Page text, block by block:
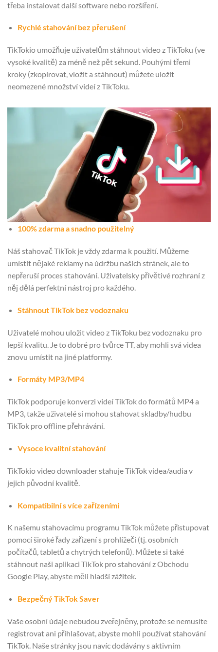
třeba instalovat další software nebo rozšíření.
Rychlé stahování bez přerušení
TikTokio umožňuje uživatelům stáhnout video z TikToku (ve
vysoké kvalitě) za méně než pět sekund. Pouhými třemi
kroky (zkopírovat, vložit a stáhnout) můžete uložit
neomezené množství videí z TikToku.
100% zdarma a snadno použitelný
Náš stahovač TikTok je vždy zdarma k použití. Můžeme
umístit nějaké reklamy na údržbu našich stránek, ale to
nepřeruší proces stahování. Uživatelsky přívětivé rozhraní z
něj dělá perfektní nástroj pro každého.
Stáhnout TikTok bez vodoznaku
Uživatelé mohou uložit video z TikToku bez vodoznaku pro
lepší kvalitu. Je to dobré pro tvůrce TT, aby mohli svá videa
znovu umístit na jiné platformy.
Formáty MP3/MP4
TikTok podporuje konverzi videí TikTok do formátů MP4 a
MP3, takže uživatelé si mohou stahovat skladby/hudbu
TikTok pro offline přehrávání.
Vysoce kvalitní stahování
TikTokio video downloader stahuje TikTok videa/audia v
jejich původní kvalitě.
Kompatibilní s více zařízeními
K našemu stahovacímu programu TikTok můžete přistupovat
pomocí široké řady zařízení s prohlížeči (tj. osobních
počítačů, tabletů a chytrých telefonů). Můžete si také
stáhnout naši aplikaci TikTok pro stahování z Obchodu
Google Play, abyste měli hladší zážitek.
Bezpečný TikTok Saver
Vaše osobní údaje nebudou zveřejněny, protože se nemusíte
registrovat ani přihlašovat, abyste mohli používat stahování
TikTok. Naše stránky jsou navíc dodávány s aktivním